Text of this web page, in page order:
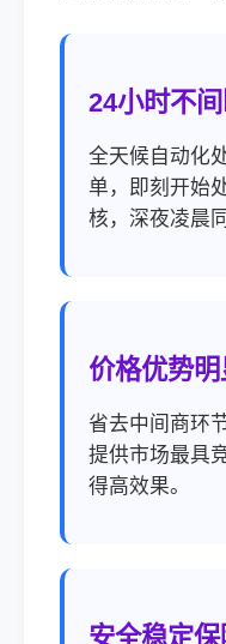
24小时不
全天候自动化
单，即刻开始
核，深夜凌晨
价格优势明
省去中间商环
提供市场最具
得高效果。
安全稳定保